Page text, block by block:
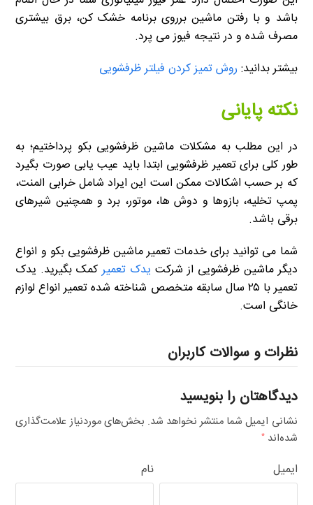
باشد و با رفتن ماشین برروی برنامه خشک کن، برق بیشتری
مصرف شده و در نتیجه فیوز می پرد.
بیشتر بدانید: روش تمیز کردن فیلتر ظرفشویی
نکته پایانی
در این مطلب به مشکلات ماشین ظرفشویی بکو پرداختیم؛ به
طور کلی برای تعمیر ظرفشویی ابتدا باید عیب یابی صورت بگیرد
که بر حسب اشکالات ممکن است این ایراد شامل خرابی المنت،
پمپ تخلیه، بازوها و دوش ها، موتور، برد و همچنین شیرهای
برقی باشد.
شما می توانید برای خدمات تعمیر ماشین ظرفشویی بکو و انواع
دیگر ماشین ظرفشویی از شرکت یدک تعمیرکمک بگیرید. یدک
تعمیر با ۲۵ سال سابقه متخصص شناخته شده تعمیر انواع لوازم
خانگی است.
نظرات و سوالات کاربران
دیدگاهتان را بنویسید
نشانی ایمیل شما منتشر نخواهد شد. بخش‌های موردنیاز علامت‌گذاری
شده‌اند*
نام ایمیل